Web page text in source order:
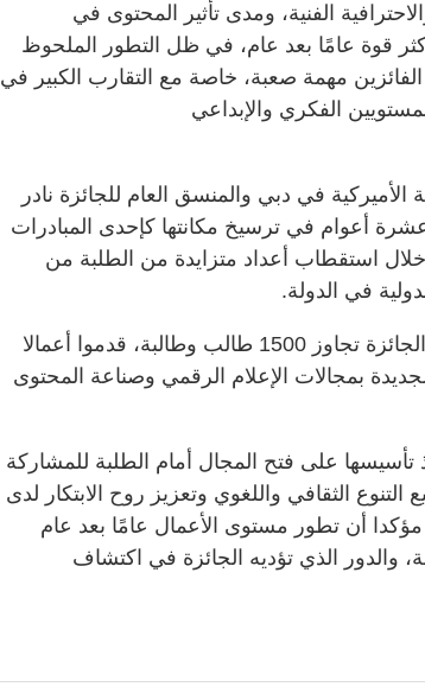
الفنية، ومدى تأثير المحتوى في
قوة عامًا بعد عام، في ظل التطور الملحوظ
مهمة صعبة، خاصة مع التقارب الكبير في
الفكري والإبداعي
في دبي والمنسق العام للجائزة نادر
أعوام في ترسيخ مكانتها كإحدى المبادرات
خلال استقطاب أعداد متزايدة من الطلبة من
في الدولة.
وأوضح أن عدد المشاركات منذ انطلاق الجائزة تجاوز 1500 طالب وطالبة، قدموا أعمالا
بمجالات الإعلام الرقمي وصناعة المحتوى
على فتح المجال أمام الطلبة للمشاركة
التنوع الثقافي واللغوي وتعزيز روح الابتكار لدى
مؤكدا أن تطور مستوى الأعمال عامًا بعد عام
والدور الذي تؤديه الجائزة في اكتشاف